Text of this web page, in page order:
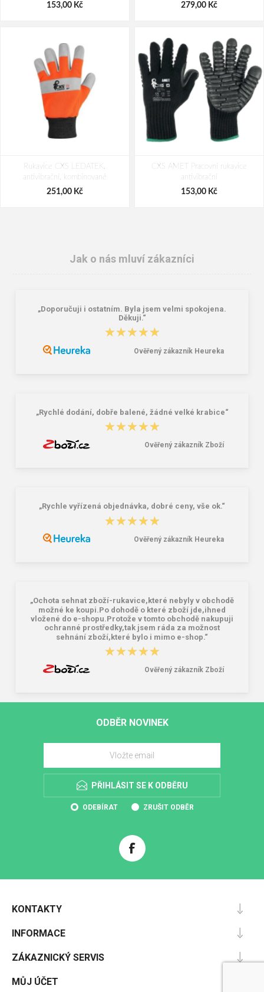
153,00 Kč 279,00 Kč
Rukavice CXS LEDATEK,
antivibrační, kombinované
251,00 Kč
CXS AMET Pracovní rukavice
antivibrační
153,00 Kč
CXS LORNE Svářecí rukavice
Rukavice CXS LEDA, antivibrační,
Jak o nás mluví zákazníci
„Doporučuji i ostatním. Byla jsem velmi spokojena.
Děkuji.“
★★★★★
★★★★★
Ověřený zákazník Heureka
„Rychlé dodání, dobře balené, žádné velké krabice“
★★★★★
★★★★★
Ověřený zákazník Zboží
„Rychle vyřízená objednávka, dobré ceny, vše ok.“
★★★★★
★★★★★
Ověřený zákazník Heureka
„Ochota sehnat zboží-rukavice,které nebyly v obchodě
možné ke koupi.Po dohodě o které zboží jde,ihned
vložené do e-shopu.Protože v tomto obchodě nakupuji
ochranné prostředky,tak jsem ráda za možnost
sehnání zboží,které bylo i mimo e-shop.“
★★★★★
★★★★★
Ověřený zákazník Zboží
ODBĚR NOVINEK
PŘIHLÁSIT SE K ODBĚRU
ODEBÍRAT ZRUŠIT ODBĚR
KONTAKTY
INFORMACE
ZÁKAZNICKÝ SERVIS
MŮJ ÚČET